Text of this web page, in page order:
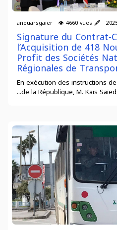
Signature du Contrat-
l’Acquisition de 418
Profit des Sociétés
Régionales de
En exécution des instructions
de la République, M. Kaïs